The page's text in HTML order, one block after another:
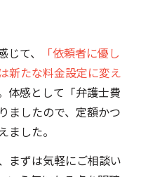
て、
「依頼者に優し
新たな料金設定に変え
体感として「弁護士費
ましたので、定額かつ
した。
まずは気軽にご相談い